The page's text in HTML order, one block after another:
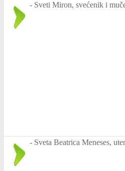
- Sveti Miron, svećenik i
- Sveta Beatrica Meneses,